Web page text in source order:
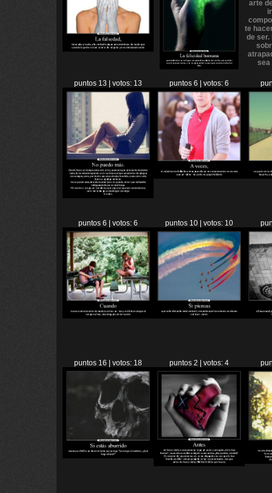
puntos 13 | votos: 13 puntos 6 | votos: 6
puntos 6 | votos: 6 puntos 10 | votos: 10
puntos 16 | votos: 18 puntos 2 | votos: 4